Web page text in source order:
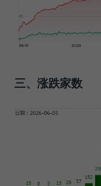
三、涨跌家数